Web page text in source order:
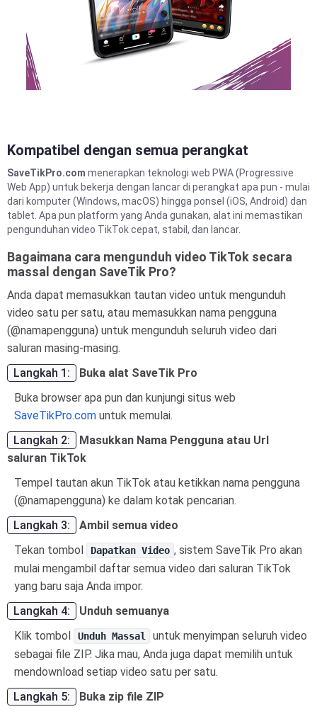
Kompatibel dengan semua perangkat
SaveTikPro.com menerapkan teknologi web PWA (Progressive
Web App) untuk bekerja dengan lancar di perangkat apa pun - mulai
dari komputer (Windows, macOS) hingga ponsel (iOS, Android) dan
tablet. Apa pun platform yang Anda gunakan, alat ini memastikan
pengunduhan video TikTok cepat, stabil, dan lancar.
Bagaimana cara mengunduh video TikTok secara
massal dengan SaveTik Pro?
Anda dapat memasukkan tautan video untuk mengunduh
video satu per satu, atau memasukkan nama pengguna
(@namapengguna) untuk mengunduh seluruh video dari
saluran masing-masing.
Langkah 1:
Buka alat SaveTik Pro
Buka browser apa pun dan kunjungi situs web
SaveTikPro.com untuk memulai.
Langkah 2:
Masukkan Nama Pengguna atau Url
saluran TikTok
Tempel tautan akun TikTok atau ketikkan nama pengguna
(@namapengguna) ke dalam kotak pencarian.
Langkah 3:
Ambil semua video
Tekan tombol
Dapatkan Video , sistem SaveTik Pro akan
mulai mengambil daftar semua video dari saluran TikTok
yang baru saja Anda impor.
Langkah 4:
Unduh semuanya
Klik tombol
Unduh Massal
untuk menyimpan seluruh video
sebagai file ZIP. Jika mau, Anda juga dapat memilih untuk
mendownload setiap video satu per satu.
Langkah 5:
Buka zip file ZIP